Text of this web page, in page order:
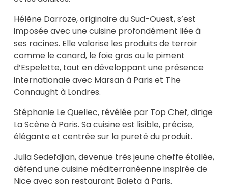
Hélène Darroze, originaire du Sud-Ouest, s’est
imposée avec une cuisine profondément liée à
ses racines. Elle valorise les produits de terroir
comme le canard, le foie gras ou le piment
d’Espelette, tout en développant une présence
internationale avec Marsan à Paris et The
Connaught à Londres.
Stéphanie Le Quellec, révélée par Top Chef, dirige
La Scène à Paris. Sa cuisine est lisible, précise,
élégante et centrée sur la pureté du produit.
Julia Sedefdjian, devenue très jeune cheffe étoilée,
défend une cuisine méditerranéenne inspirée de
Nice avec son restaurant Baieta à Paris.